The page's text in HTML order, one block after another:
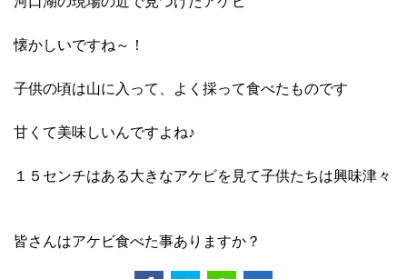
懐かしいですね～！
子供の頃は山に入って、よく採って食べたものです
甘くて美味しいんですよね♪
１５センチはある大きなアケビを見て子供たちは興味津々
皆さんはアケビ食べた事ありますか？